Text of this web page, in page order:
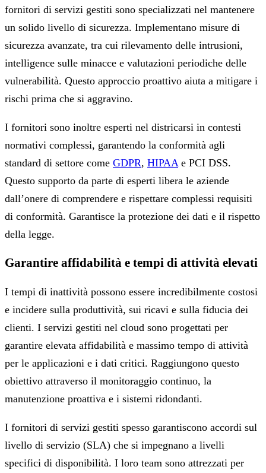
fornitori di servizi gestiti sono specializzati nel mantenere
un solido livello di sicurezza. Implementano misure di
sicurezza avanzate, tra cui rilevamento delle intrusioni,
intelligence sulle minacce e valutazioni periodiche delle
vulnerabilità. Questo approccio proattivo aiuta a mitigare i
rischi prima che si aggravino.
I fornitori sono inoltre esperti nel districarsi in contesti
normativi complessi, garantendo la conformità agli
standard di settore come GDPR, HIPAAe PCI DSS.
Questo supporto da parte di esperti libera le aziende
dall’onere di comprendere e rispettare complessi requisiti
di conformità. Garantisce la protezione dei dati e il rispetto
della legge.
Garantire affidabilità e tempi di attività elevati
I tempi di inattività possono essere incredibilmente costosi
e incidere sulla produttività, sui ricavi e sulla fiducia dei
clienti. I servizi gestiti nel cloud sono progettati per
garantire elevata affidabilità e massimo tempo di attività
per le applicazioni e i dati critici. Raggiungono questo
obiettivo attraverso il monitoraggio continuo, la
manutenzione proattiva e i sistemi ridondanti.
I fornitori di servizi gestiti spesso garantiscono accordi sul
livello di servizio (SLA) che si impegnano a livelli
specifici di disponibilità. I loro team sono attrezzati per